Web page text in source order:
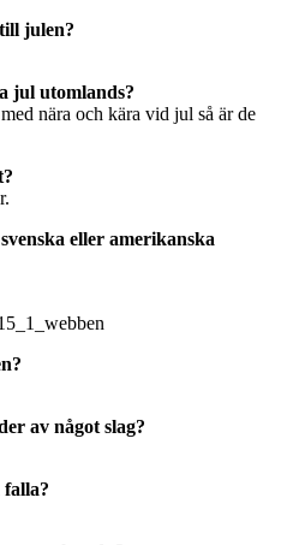
julen?
jul utomlands?
nära och kära vid jul så är de
eller amerikanska
av något slag?